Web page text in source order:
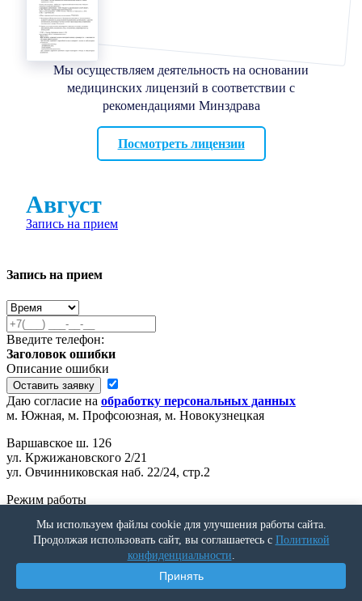
Мы осуществляем деятельность на основании
медицинских лицензий в соответствии с
рекомендациями Минздрава
Посмотреть лицензии
Август
Запись на прием
Запись на прием
Введите телефон:
Заголовок ошибки
Описание ошибки
Оставить заявку
Даю согласие на обработку персональных данных
м. Южная, м. Профсоюзная, м. Новокузнецкая
Варшавское ш. 126
ул. Кржижановского 2/21
ул. Овчинниковская наб. 22/24, стр.2
Режим работы
ПН-ПТ: 9.00 ДО 20.00
СБ-ВС: 9.00 ДО 17.00
Email
Мы используем файлы cookie для улучшения работы сайта.
Продолжая использовать сайт, вы соглашаетесь с Политикой
конфиденциальности.
Принять